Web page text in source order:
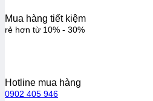
Mua hàng tiết kiệm
rẻ hơn từ 10% - 30%
Hotline mua hàng
0902 405 946